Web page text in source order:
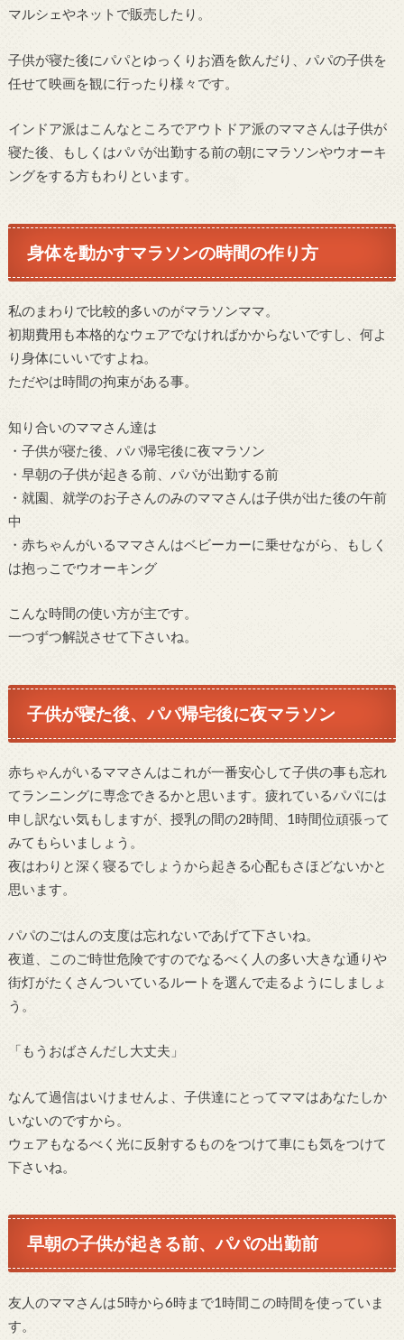
マルシェやネットで販売したり。
子供が寝た後にパパとゆっくりお酒を飲んだり、パパの子供を
任せて映画を観に行ったり様々です。
インドア派はこんなところでアウトドア派のママさんは子供が
寝た後、もしくはパパが出勤する前の朝にマラソンやウオーキ
ングをする方もわりといます。
身体を動かすマラソンの時間の作り方
私のまわりで比較的多いのがマラソンママ。
初期費用も本格的なウェアでなければかからないですし、何よ
り身体にいいですよね。
ただやは時間の拘束がある事。
知り合いのママさん達は
・子供が寝た後、パパ帰宅後に夜マラソン
・早朝の子供が起きる前、パパが出勤する前
・就園、就学のお子さんのみのママさんは子供が出た後の午前
中
・赤ちゃんがいるママさんはベビーカーに乗せながら、もしく
は抱っこでウオーキング
こんな時間の使い方が主です。
一つずつ解説させて下さいね。
子供が寝た後、パパ帰宅後に夜マラソン
赤ちゃんがいるママさんはこれが一番安心して子供の事も忘れ
てランニングに専念できるかと思います。疲れているパパには
申し訳ない気もしますが、授乳の間の2時間、1時間位頑張って
みてもらいましょう。
夜はわりと深く寝るでしょうから起きる心配もさほどないかと
思います。
パパのごはんの支度は忘れないであげて下さいね。
夜道、このご時世危険ですのでなるべく人の多い大きな通りや
街灯がたくさんついているルートを選んで走るようにしましょ
う。
「もうおばさんだし大丈夫」
なんて過信はいけませんよ、子供達にとってママはあなたしか
いないのですから。
ウェアもなるべく光に反射するものをつけて車にも気をつけて
下さいね。
早朝の子供が起きる前、パパの出勤前
友人のママさんは5時から6時まで1時間この時間を使っていま
す。